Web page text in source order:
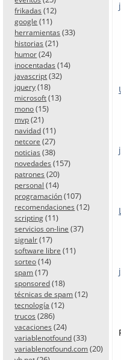
frikadas (12)
google (11)
herramientas (33)
historias (21)
humor (24)
inocentadas (14)
javascript (32)
jquery (18)
microsoft (13)
mono (15)
mvp (21)
navidad (11)
netcore (27)
noticias (38)
novedades (157)
patrones (20)
personal (14)
programación (107)
recomendaciones (12)
scripting (11)
servicios on-line (37)
signalr (17)
software libre (11)
sorteo (14)
spam (17)
sponsored (18)
técnicas de spam (12)
tecnología (12)
trucos (286)
vacaciones (24)
variablenotfound (33)
variablenotfound.com (20)